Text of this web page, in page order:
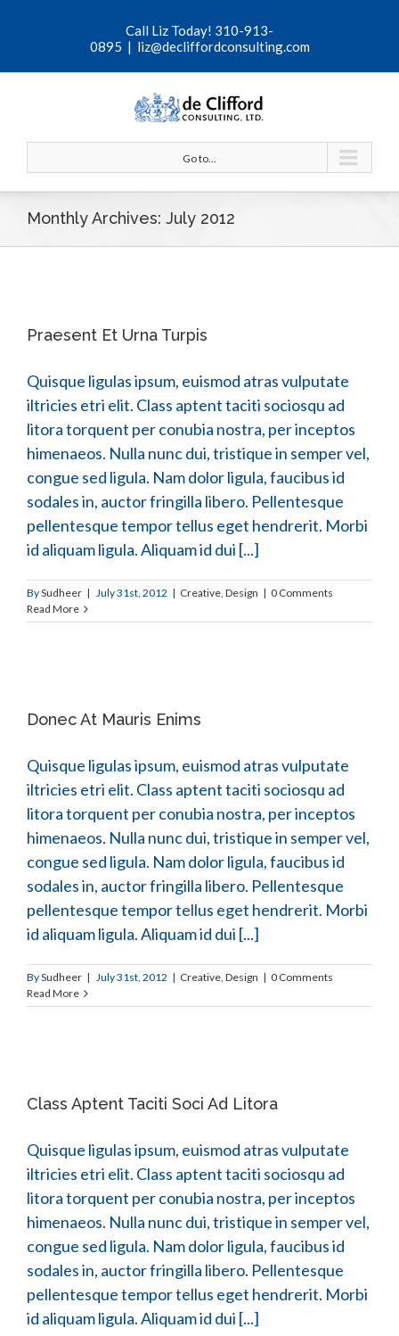
Call Liz Today! 310-913-
0895 | liz@decliffordconsulting.com
Go to...
Monthly Archives: July 2012
Praesent Et Urna Turpis
Quisque ligulas ipsum, euismod atras vulputate
iltricies etri elit. Class aptent taciti sociosqu ad
litora torquent per conubia nostra, per inceptos
himenaeos. Nulla nunc dui, tristique in semper vel,
congue sed ligula. Nam dolor ligula, faucibus id
sodales in, auctor fringilla libero. Pellentesque
pellentesque tempor tellus eget hendrerit. Morbi
id aliquam ligula. Aliquam id dui [...]
BySudheer | July 31st, 2012 | Creative, Design | 0 Comments
Read More
Donec At Mauris Enims
Quisque ligulas ipsum, euismod atras vulputate
iltricies etri elit. Class aptent taciti sociosqu ad
litora torquent per conubia nostra, per inceptos
himenaeos. Nulla nunc dui, tristique in semper vel,
congue sed ligula. Nam dolor ligula, faucibus id
sodales in, auctor fringilla libero. Pellentesque
pellentesque tempor tellus eget hendrerit. Morbi
id aliquam ligula. Aliquam id dui [...]
BySudheer | July 31st, 2012 | Creative, Design | 0 Comments
Read More
Class Aptent Taciti Soci Ad Litora
Quisque ligulas ipsum, euismod atras vulputate
iltricies etri elit. Class aptent taciti sociosqu ad
litora torquent per conubia nostra, per inceptos
himenaeos. Nulla nunc dui, tristique in semper vel,
congue sed ligula. Nam dolor ligula, faucibus id
sodales in, auctor fringilla libero. Pellentesque
pellentesque tempor tellus eget hendrerit. Morbi
id aliquam ligula. Aliquam id dui [...]